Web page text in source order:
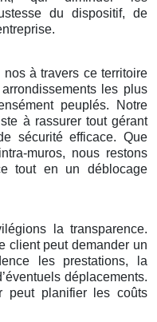
du dispositif, de
à travers ce territoire
les plus
peuplés. Notre
à rassurer tout gérant
sécurité efficace. Que
muros, nous restons
tout en un déblocage
la transparence.
client peut demander un
les prestations, la
déplacements.
peut planifier les coûts